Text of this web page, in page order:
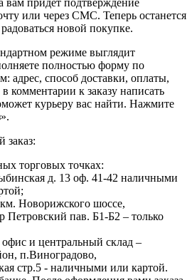
или через СМС. Теперь останется
новой покупке.
режиме выглядит
полностью форму по
адрес, способ доставки, оплаты,
комментарии к заказу написать
курьеру вас найти. Нажмите
заказ:
торговых точках:
д. 13 оф. 41-42 наличными
Новорижского шоссе,
Петровский пав. Б1-Б2 – только
и центральный склад –
п.Виноградово,
стр.5 - наличными или картой.